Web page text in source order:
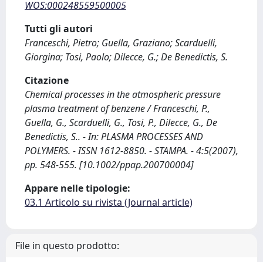
WOS:000248559500005
Tutti gli autori
Franceschi, Pietro; Guella, Graziano; Scarduelli,
Giorgina; Tosi, Paolo; Dilecce, G.; De Benedictis, S.
Citazione
Chemical processes in the atmospheric pressure
plasma treatment of benzene / Franceschi, P.,
Guella, G., Scarduelli, G., Tosi, P., Dilecce, G., De
Benedictis, S.. - In: PLASMA PROCESSES AND
POLYMERS. - ISSN 1612-8850. - STAMPA. - 4:5(2007),
pp. 548-555. [10.1002/ppap.200700004]
Appare nelle tipologie:
03.1 Articolo su rivista (Journal article)
File in questo prodotto: